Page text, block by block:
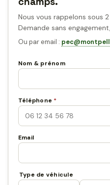
Nous vous rappelons sous
Demande sans
Ou par email :
Nom & prénom
Téléphone *
Email
Type de véhicule